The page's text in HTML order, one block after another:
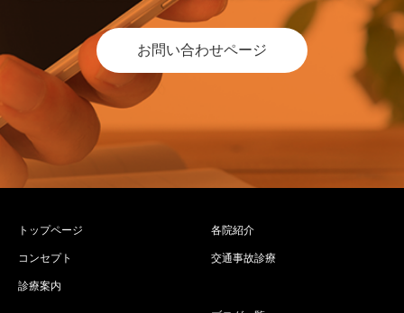
お問い合わせページ
トップページ
コンセプト
診療案内
各院紹介
交通事故診療